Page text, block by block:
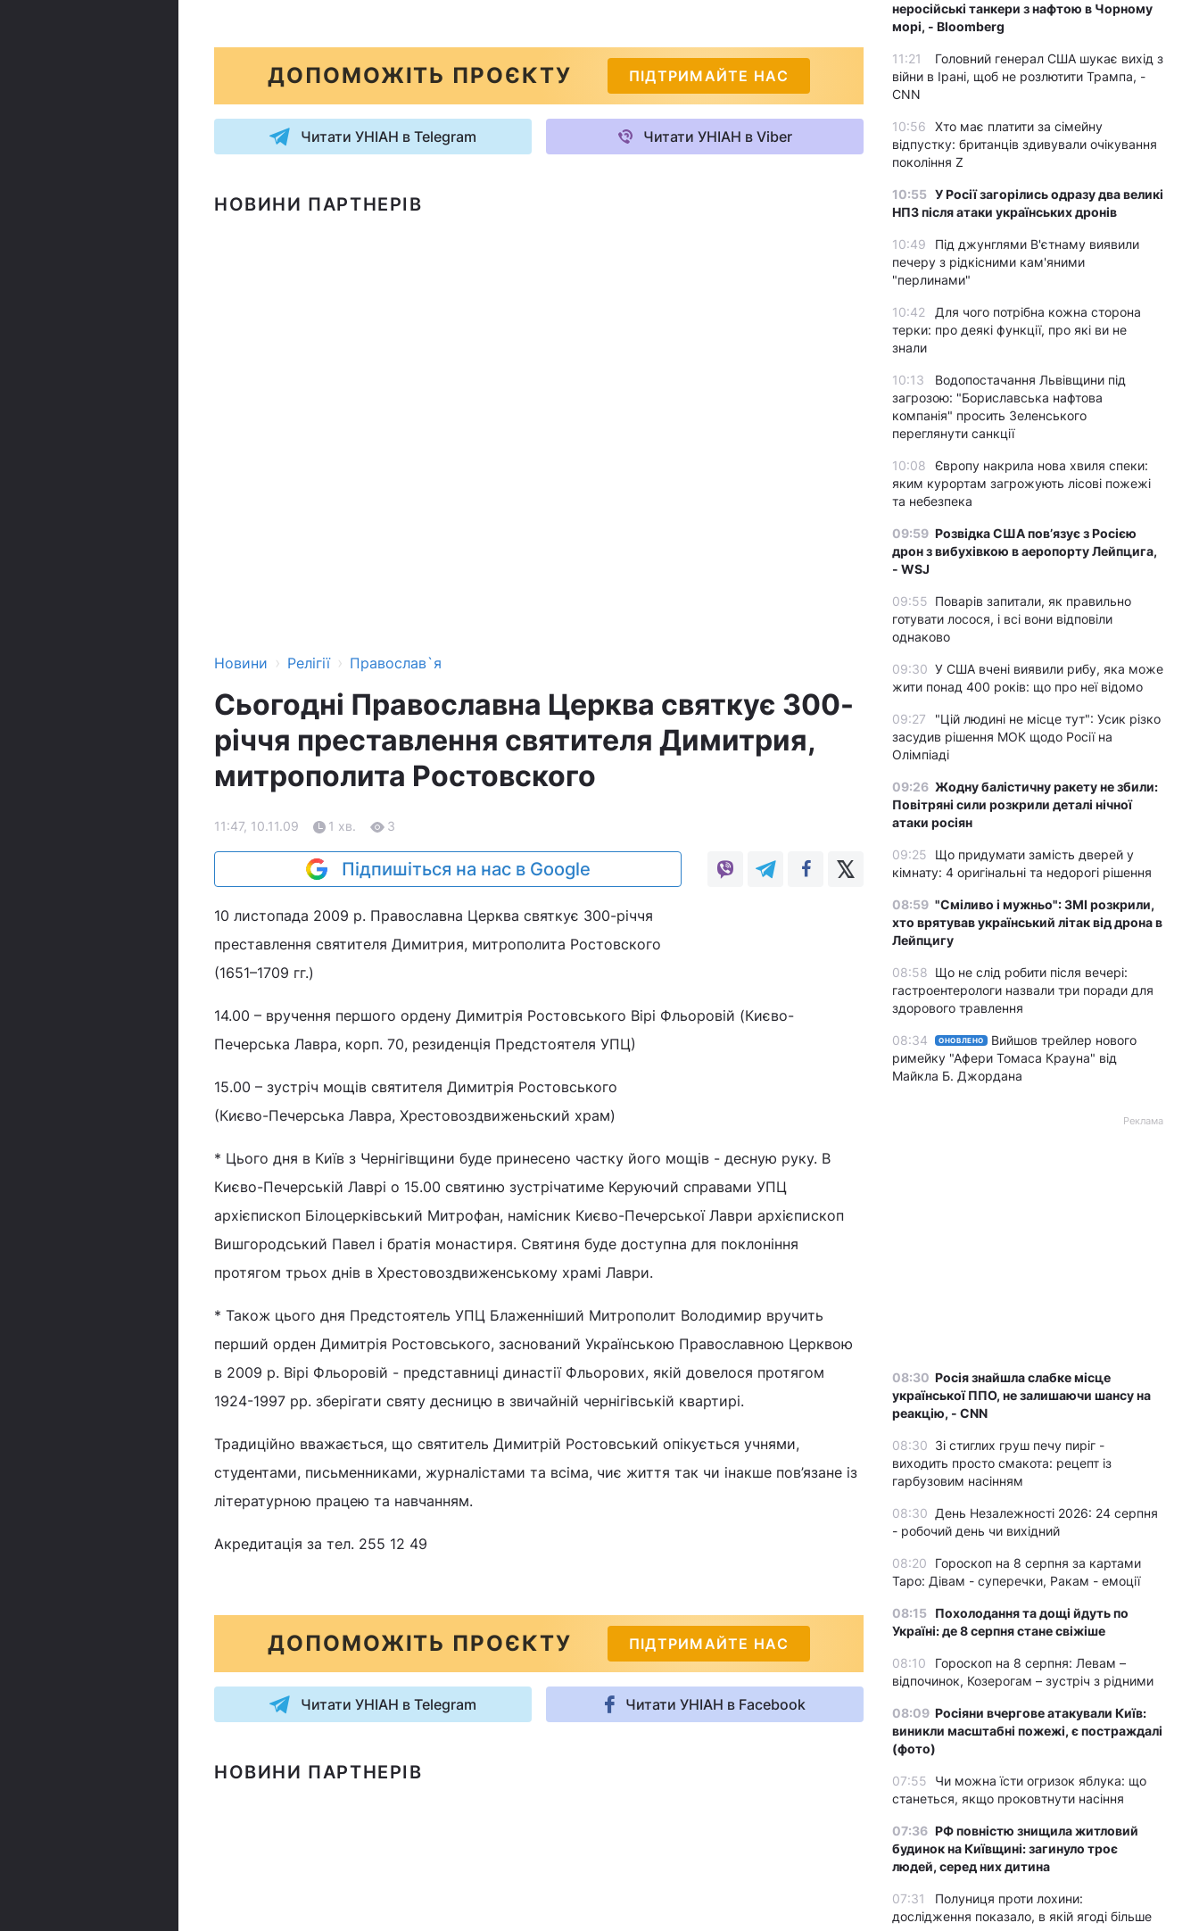
ДОПОМОЖІТЬ ПРОЄКТУ ПІДТРИМАЙТЕ НАС
Читати УНІАН в Telegram Читати УНІАН в Viber
НОВИНИ ПАРТНЕРІВ
Новини › Релігії › Православ`я
Сьогодні Православна Церква святкує 300-
річчя преставлення святителя Димитрия,
митрополита Ростовского
11:47, 10.11.09 1 хв. 3
Підпишіться на нас в Google
10 листопада 2009 р. Православна Церква святкує 300-річчя
преставлення святителя Димитрия, митрополита Ростовского
(1651–1709 гг.)
14.00 – вручення першого ордену Димитрія Ростовського Вірі Фльоровій (Києво-
Печерська Лавра, корп. 70, резиденція Предстоятеля УПЦ)
15.00 – зустріч мощів святителя Димитрія Ростовського
(Києво-Печерська Лавра, Хрестовоздвиженьский храм)
* Цього дня в Київ з Чернігівщини буде принесено частку його мощів - десную руку. В
Києво-Печерській Лаврі о 15.00 святиню зустрічатиме Керуючий справами УПЦ
архієпископ Білоцерківський Митрофан, намісник Києво-Печерської Лаври архієпископ
Вишгородський Павел і братія монастиря. Святиня буде доступна для поклоніння
протягом трьох днів в Хрестовоздвиженському храмі Лаври.
* Також цього дня Предстоятель УПЦ Блаженніший Митрополит Володимир вручить
перший орден Димитрія Ростовського, заснований Українською Православною Церквою
в 2009 р. Вірі Фльоровій - представниці династії Фльорових, якій довелося протягом
1924-1997 рр. зберігати святу десницю в звичайній чернігівській квартирі.
Традиційно вважається, що святитель Димитрій Ростовський опікується учнями,
студентами, письменниками, журналістами та всіма, чиє життя так чи інакше пов’язане із
літературною працею та навчанням.
Акредитація за тел. 255 12 49
ДОПОМОЖІТЬ ПРОЄКТУ ПІДТРИМАЙТЕ НАС
Читати УНІАН в Telegram Читати УНІАН в Facebook
НОВИНИ ПАРТНЕРІВ
неросійські танкери з нафтою в Чорному
морі, - Bloomberg
11:21
Головний генерал США шукає вихід з
війни в Ірані, щоб не розлютити Трампа, -
CNN
10:56
Хто має платити за сімейну
відпустку: британців здивували очікування
покоління Z
10:55 У Росії загорілись одразу два великі
НПЗ після атаки українських дронів
10:49
Під джунглями В'єтнаму виявили
печеру з рідкісними кам'яними
"перлинами"
10:42
Для чого потрібна кожна сторона
терки: про деякі функції, про які ви не
знали
10:13
Водопостачання Львівщини під
загрозою: "Бориславська нафтова
компанія" просить Зеленського
переглянути санкції
10:08
Європу накрила нова хвиля спеки:
яким курортам загрожують лісові пожежі
та небезпека
09:59 Розвідка США пов’язує з Росією
дрон з вибухівкою в аеропорту Лейпцига,
- WSJ
09:55 Поварів запитали, як правильно
готувати лосося, і всі вони відповіли
однаково
09:30 У США вчені виявили рибу, яка може
жити понад 400 років: що про неї відомо
09:27
"Цій людині не місце тут": Усик різко
засудив рішення МОК щодо Росії на
Олімпіаді
09:26 Жодну балістичну ракету не збили:
Повітряні сили розкрили деталі нічної
атаки росіян
09:25
Що придумати замість дверей у
кімнату: 4 оригінальні та недорогі рішення
08:59 "Сміливо і мужньо": ЗМІ розкрили,
хто врятував український літак від дрона в
Лейпцигу
08:58 Що не слід робити після вечері:
гастроентерологи назвали три поради для
здорового травлення
08:34 ОНОВЛЕНО
Вийшов трейлер нового
римейку "Афери Томаса Крауна" від
Майкла Б. Джордана
Реклама
08:30 Росія знайшла слабке місце
української ППО, не залишаючи шансу на
реакцію, - CNN
08:30 Зі стиглих груш печу пиріг -
виходить просто смакота: рецепт із
гарбузовим насінням
08:30 День Незалежності 2026: 24 серпня
- робочий день чи вихідний
08:20
Гороскоп на 8 серпня за картами
Таро: Дівам - суперечки, Ракам - емоції
08:15 Похолодання та дощі йдуть по
Україні: де 8 серпня стане свіжіше
08:10
Гороскоп на 8 серпня: Левам –
відпочинок, Козерогам – зустріч з рідними
08:09 Росіяни вчергове атакували Київ:
виникли масштабні пожежі, є постраждалі
(фото)
07:55
Чи можна їсти огризок яблука: що
станеться, якщо проковтнути насіння
07:36 РФ повністю знищила житловий
будинок на Київщині: загинуло троє
людей, серед них дитина
07:31
Полуниця проти лохини:
дослідження показало, в якій ягоді більше